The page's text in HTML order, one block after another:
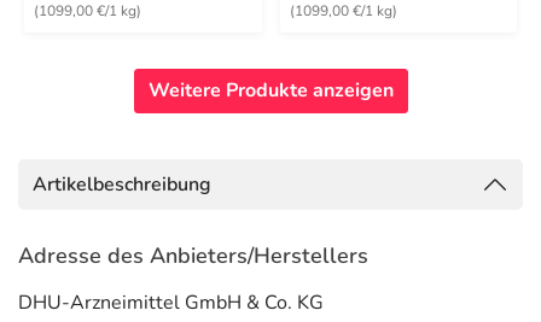
(1099,00 €/1 kg) (1099,00 €/1 kg)
Weitere Produkte anzeigen
Artikelbeschreibung
Adresse des Anbieters/Herstellers
DHU-Arzneimittel GmbH & Co. KG